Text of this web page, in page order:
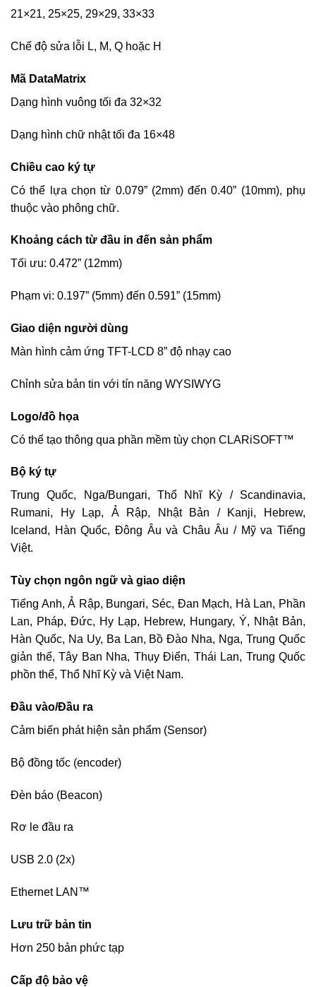
21×21, 25×25, 29×29, 33×33
Chế độ sửa lỗi L, M, Q hoặc H
Mã DataMatrix
Dạng hình vuông tối đa 32×32
Dạng hình chữ nhật tối đa 16×48
Chiều cao ký tự
Có thể lựa chọn từ 0.079” (2mm) đến 0.40” (10mm), phụ
thuộc vào phông chữ.
Khoảng cách từ đầu in đến sản phẩm
Tối ưu: 0.472” (12mm)
Phạm vi: 0.197” (5mm) đến 0.591” (15mm)
Giao diện người dùng
Màn hình cảm ứng TFT-LCD 8” độ nhạy cao
Chỉnh sửa bản tin với tín năng WYSIWYG
Logo/đồ họa
Có thể tạo thông qua phần mềm tùy chọn CLARiSOFT™
Bộ ký tự
Trung Quốc, Nga/Bungari, Thổ Nhĩ Kỳ / Scandinavia,
Rumani, Hy Lạp, Ả Rập, Nhật Bản / Kanji, Hebrew,
Iceland, Hàn Quốc, Đông Âu và Châu Âu / Mỹ va Tiếng
Việt.
Tùy chọn ngôn ngữ và giao diện
Tiếng Anh, Ả Rập, Bungari, Séc, Đan Mạch, Hà Lan, Phần
Lan, Pháp, Đức, Hy Lạp, Hebrew, Hungary, Ý, Nhật Bản,
Hàn Quốc, Na Uy, Ba Lan, Bồ Đào Nha, Nga, Trung Quốc
giản thể, Tây Ban Nha, Thụy Điển, Thái Lan, Trung Quốc
phồn thể, Thổ Nhĩ Kỳ và Việt Nam.
Đầu vào/Đầu ra
Cảm biến phát hiện sản phẩm (Sensor)
Bộ đồng tốc (encoder)
Đèn báo (Beacon)
Rơ le đầu ra
USB 2.0 (2x)
Ethernet LAN™
Lưu trữ bản tin
Hơn 250 bản phức tạp
Cấp độ bảo vệ